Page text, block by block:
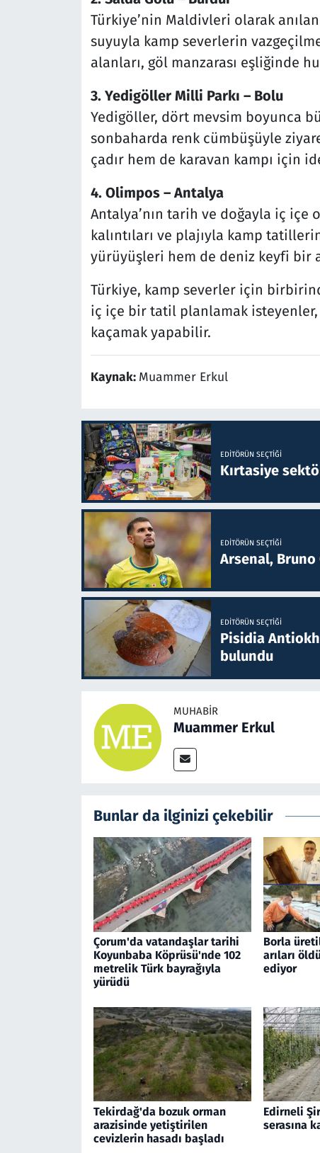
Türkiye’nin Maldivleri olarak
suyuyla kamp severlerin
alanları, göl manzarası eşliğinde
3. Yedigöller Milli Parkı – Bolu
Yedigöller, dört mevsim boyunca
sonbaharda renk cümbüşüyle
çadır hem de karavan kampı için
4. Olimpos – Antalya
Antalya’nın tarih ve doğayla iç
kalıntıları ve plajıyla kamp
yürüyüşleri hem de deniz keyfi bir
Türkiye, kamp severler için
iç içe bir tatil planlamak
kaçamak yapabilir.
Kaynak: Muammer Erkul
EDITÖRÜN SEÇTIĞI
Kırtasiye
EDITÖRÜN SEÇTIĞI
Arsenal,
EDITÖRÜN SEÇTIĞI
Pisidia
bulundu
MUHABIR
Muammer Erkul
Bunlar da ilginizi çekebilir
Çorum'da vatandaşlar tarihi
Koyunbaba Köprüsü'nde 102
metrelik Türk bayrağıyla
yürüdü
Borla
arıları
ediyor
Tekirdağ'da bozuk orman
arazisinde yetiştirilen
cevizlerin hasadı başladı
Edirneli
serasına